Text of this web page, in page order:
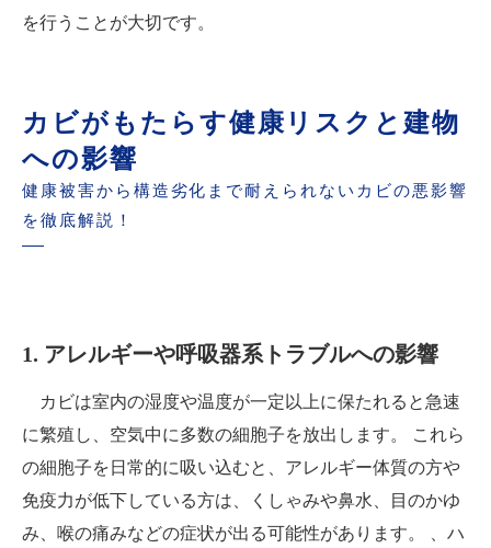
を行うことが大切です。
カビがもたらす健康リスクと建物
への影響
健康被害から構造劣化まで耐えられないカビの悪影響
を徹底解説！
1. アレルギーや呼吸器系トラブルへの影響
カビは室内の湿度や温度が一定以上に保たれると急速
に繁殖し、空気中に多数の細胞子を放出します。 これら
の細胞子を日常的に吸い込むと、アレルギー体質の方や
免疫力が低下している方は、くしゃみや鼻水、目のかゆ
み、喉の痛みなどの症状が出る可能性があります。 、ハ